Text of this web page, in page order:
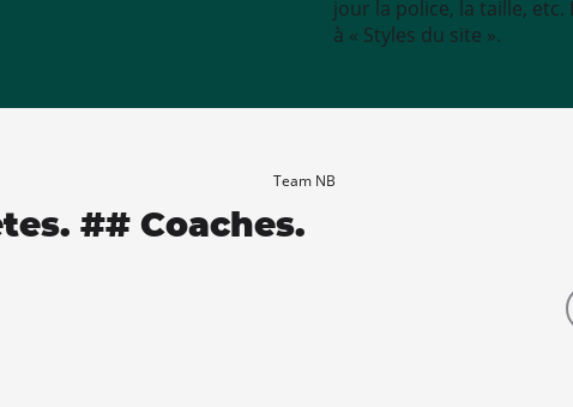
jour la police, la taille,
à « Styles du site ».
Team NB
## Coaches.